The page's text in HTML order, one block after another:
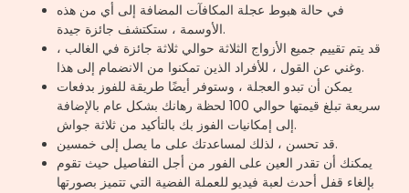
في حالة هبوط عجلة المكافآت المضافة إلى أي من هذه
الأوسمة ، ستكتشف جائزة جيدة.
قد يتم تقييم جميع الأزواج الثلاثة حوالي ثلاثة جائزة في الغالب ،
وغني عن القول ، للأفراد الذين تمكنوا من الانضمام إلى هذا.
يمكن أن تبدو العجلة ، وستوفر أيضًا طريقة للفوز بدفعات
سريعة تبلغ قيمتها حوالي 100 لحظة رهانك بشكل عام بالإضافة
إلى إمكانيات الفوز بك بالتأكيد من ثلاثة جواش.
قد تحسن ، لذلك لمساعدتك على ما يصل إلى خمسين.
يمكنك أن تقدر العين على الفور من أجل التفاصيل حيث تقوم
بإلغاء قفل أحدث لعبة فيديو للعملة الفضية التي تتميز بصورتها